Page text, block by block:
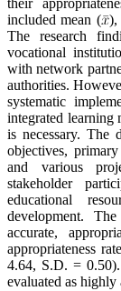
their
included mean ( ),
The research
vocational
with network
authorities.
systematic
integrated learning
is necessary. The
objectives, primary
and various
stakeholder
educational
development.
accurate,
appropriateness
4.64, S.D. =
evaluated as highly